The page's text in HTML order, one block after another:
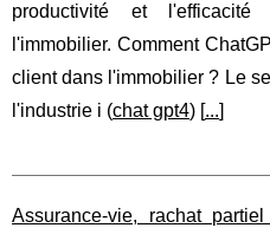
productivité et
l'immobilier. Comment
client dans l'immobilier ? Le
l'industrie i (chat gpt4) [...]
Assurance-vie, rachat